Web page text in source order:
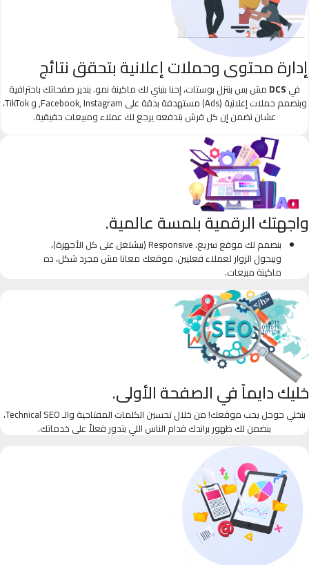
إدارة محتوى وحملات إعلانية بتحقق نتائج
في DCS مش بس بننزل بوستات، إحنا بنبني لك ماكينة نمو. بندير صفحاتك باحترافية
وبنصمم حملات إعلانية (Ads) مستهدفة بدقة على Facebook, Instagram, و TikTok،
عشان نضمن إن كل قرش بتدفعه يرجع لك عملاء ومبيعات حقيقية.
واجهتك الرقمية بلمسة عالمية.
بنصمم لك موقع سريع، Responsive (بيشتغل على كل الأجهزة)،
وبيحول الزوار لعملاء فعليين. موقعك معانا مش مجرد شكل، ده
ماكينة مبيعات.
خليك دايماً في الصفحة الأولى.
بنخلي جوجل يحب موقعك! من خلال تحسين الكلمات المفتاحية والـ Technical SEO،
بنضمن لك ظهور براندك قدام الناس اللي بتدور فعلاً على خدماتك.